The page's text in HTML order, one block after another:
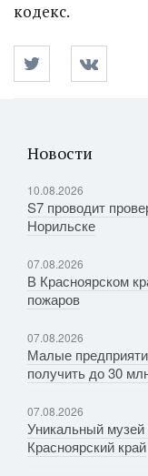
кодекс.
Новости
10.08.2026
S7 проводит
Норильске
07.08.2026
В Красноярском
пожаров
07.08.2026
Малые
получить до 30
07.08.2026
Уникальный
Красноярский край